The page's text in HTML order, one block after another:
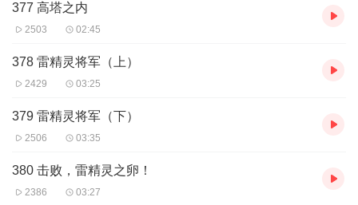
377 高塔之内
2503 02:45
378 雷精灵将军（上）
2429 03:25
379 雷精灵将军（下）
2506 03:35
380 击败，雷精灵之卵！
2386 03:27